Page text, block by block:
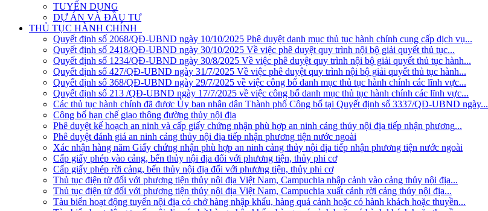
TUYỂN DỤNG
DỰ ÁN VÀ ĐẦU TƯ
THỦ TỤC HÀNH CHÍNH
Quyết định số 2068/QĐ-UBND ngày 10/10/2025 Phê duyệt danh mục thủ tục hành chính cung cấp dịch vụ...
Quyết định số 2418/QĐ-UBND ngày 30/10/2025 Về việc phê duyệt quy trình nội bộ giải quyết thủ tục...
Quyết định số 1234/QĐ-UBND ngày 30/8/2025 Về việc phê duyệt quy trình nội bộ giải quyết thủ tục hành...
Quyết định số 427/QĐ-UBND ngày 31/7/2025 Về việc phê duyệt quy trình nội bộ giải quyết thủ tục hành...
Quyết định số 368/QĐ-UBND ngày 29/7/2025 về việc công bố danh mục thủ tục hành chính các lĩnh vực...
Quyết định số 213 /QĐ-UBND ngày 17/7/2025 về việc công bố danh mục thủ tục hành chính các lĩnh vực...
Các thủ tục hành chính đã được Ủy ban nhân dân Thành phố Công bố tại Quyết định số 3337/QĐ-UBND ngày...
Công bố hạn chế giao thông đường thủy nội địa
Phê duyệt kế hoạch an ninh và cấp giấy chứng nhận phù hợp an ninh cảng thủy nội địa tiếp nhận phương...
Phê duyệt đánh giá an ninh cảng thủy nội địa tiếp nhận phương tiện nước ngoài
Xác nhận hàng năm Giấy chứng nhận phù hợp an ninh cảng thủy nội địa tiếp nhận phương tiện nước ngoài
Cấp giấy phép vào cảng, bến thủy nội địa đối với phương tiện, thủy phi cơ
Cấp giấy phép rời cảng, bến thủy nội địa đối với phương tiện, thủy phi cơ
Thủ tục điện tử đối với phương tiện thủy nội địa Việt Nam, Campuchia nhập cảnh vào cảng thủy nội địa...
Thủ tục điện tử đối với phương tiện thủy nội địa Việt Nam, Campuchia xuất cảnh rời cảng thủy nội địa...
Tàu biển hoạt động tuyến nội địa có chở hàng nhập khẩu, hàng quá cảnh hoặc có hành khách hoặc thuyền...